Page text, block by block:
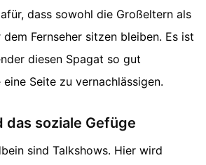
dass sowohl die Großeltern als
Fernseher sitzen bleiben. Es ist
diesen Spagat so gut
Seite zu vernachlässigen.
das soziale Gefüge
sind Talkshows. Hier wird